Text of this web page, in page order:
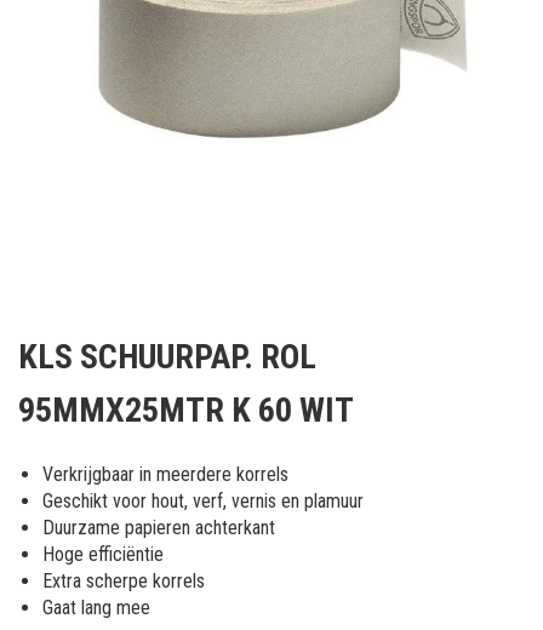
het
van
afbeeldingen-
gallerij
KLS SCHUURPAP. ROL
95MMX25MTR K 60 WIT
Verkrijgbaar in meerdere korrels
Geschikt voor hout, verf, vernis en plamuur
Duurzame papieren achterkant
Hoge efficiëntie
Extra scherpe korrels
Gaat lang mee